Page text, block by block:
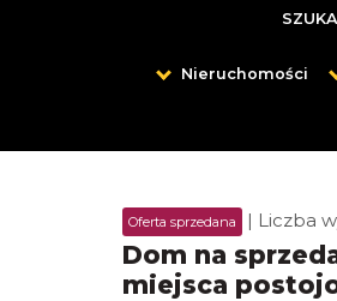
Nieruchomości
Oferta sprzedana | Liczba
Dom na
miejsca